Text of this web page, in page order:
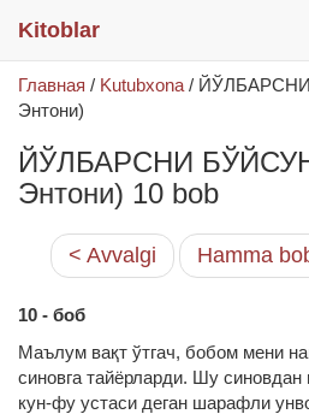
Kitoblar
Главная / Kutubxona /
Энтони)
ЙЎЛБАРСНИ
Энтони) 10 bob
< Avvalgi Hamma
10 - боб
Маълум вақт ўтгач, бобом мени
синовга тайёрларди. Шу
кун-фу устаси деган шарафли